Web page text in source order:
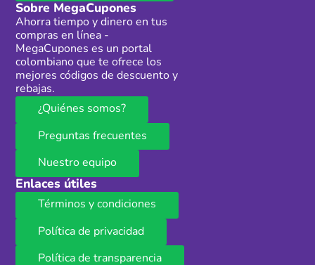
Sobre MegaCupones
Ahorra tiempo y dinero en tus
compras en línea -
MegaCupones es un portal
colombiano que te ofrece los
mejores códigos de descuento y
rebajas.
¿Quiénes somos?
Preguntas frecuentes
Nuestro equipo
Enlaces útiles
Términos y condiciones
Política de privacidad
Política de transparencia